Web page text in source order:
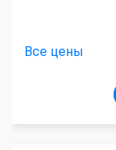
Все цены